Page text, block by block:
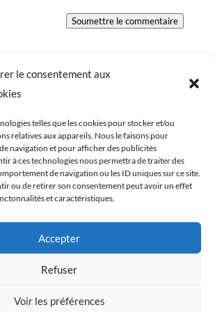
le consentement aux
telles que les cookies pour stocker et/ou
relatives aux appareils. Nous le faisons pour
navigation et pour afficher des publicités
à ces technologies nous permettra de traiter des
de navigation ou les ID uniques sur ce site.
ou de retirer son consentement peut avoir un effet
et caractéristiques.
Accepter
Refuser
Voir les préférences
Soumettre le commentaire
du blog Cookismo (articles,
photographies) sont ma propriété
sont protégés par les lois relatives aux
de tout ou en partie, est strictement